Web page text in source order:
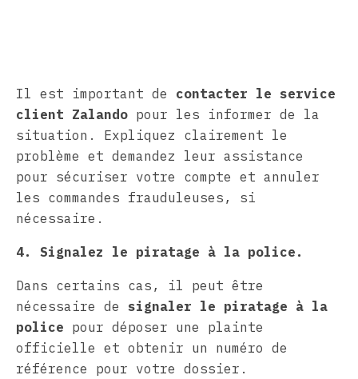
Il est important de contacter le service
client Zalando pour les informer de la
situation. Expliquez clairement le
problème et demandez leur assistance
pour sécuriser votre compte et annuler
les commandes frauduleuses, si
nécessaire.
4. Signalez le piratage à la police.
Dans certains cas, il peut être
nécessaire de signaler le piratage à la
police pour déposer une plainte
officielle et obtenir un numéro de
référence pour votre dossier.